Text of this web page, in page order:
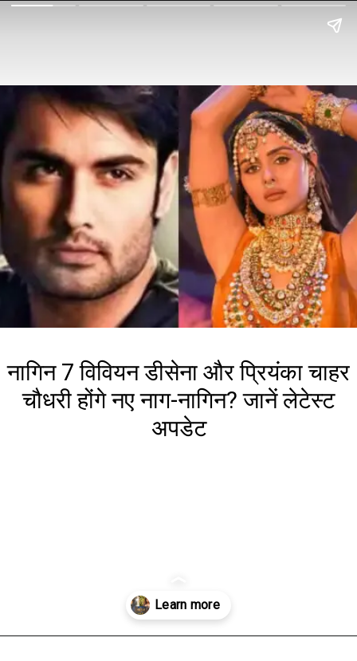
नागिन 7 विवियन डीसेना और प्रियंका चाहर
चौधरी होंगे नए नाग-नागिन? जानें लेटेस्ट
अपडेट